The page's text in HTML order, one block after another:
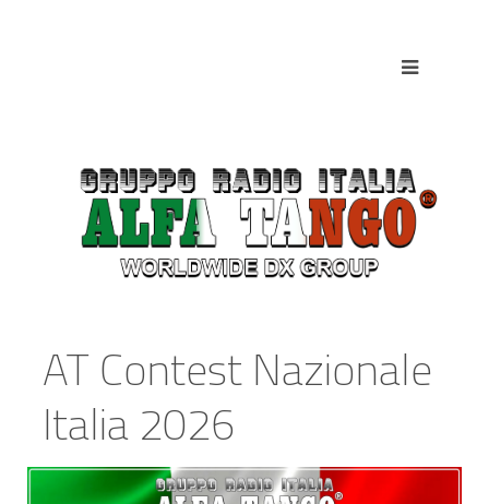
AT Contest Nazionale
Italia 2026